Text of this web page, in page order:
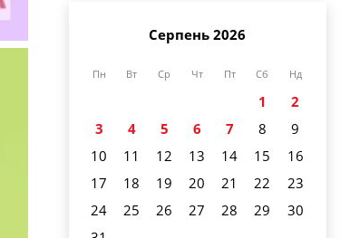
Серпень 2026
Пн Вт Ср Чт Пт Сб Нд
1
2
3
4 5 6 7 8
9
10
11 12 13 14 15
16
17
18 19 20 21 22
23
24
25 26 27 28 29
30